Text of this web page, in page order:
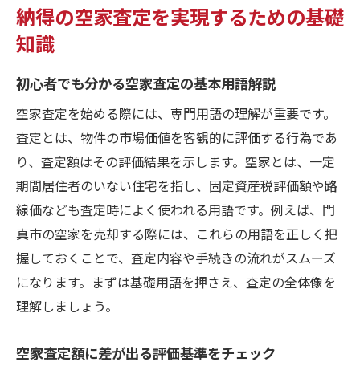
納得の空家査定を実現するための基礎
知識
初心者でも分かる空家査定の基本用語解説
空家査定を始める際には、専門用語の理解が重要です。
査定とは、物件の市場価値を客観的に評価する行為であ
り、査定額はその評価結果を示します。空家とは、一定
期間居住者のいない住宅を指し、固定資産税評価額や路
線価なども査定時によく使われる用語です。例えば、門
真市の空家を売却する際には、これらの用語を正しく把
握しておくことで、査定内容や手続きの流れがスムーズ
になります。まずは基礎用語を押さえ、査定の全体像を
理解しましょう。
空家査定額に差が出る評価基準をチェック